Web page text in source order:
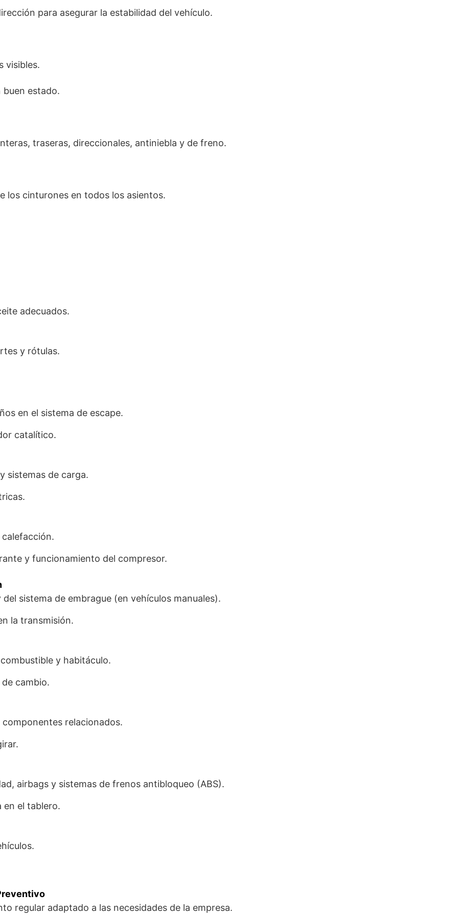
para asegurar la estabilidad del vehículo.
visibles.
estado.
traseras, direccionales, antiniebla y de freno.
los cinturones en todos los asientos.
adecuados.
y rótulas.
en el sistema de escape.
catalítico.
sistemas de carga.
y funcionamiento del compresor.
sistema de embrague (en vehículos manuales).
la transmisión.
y habitáculo.
cambio.
relacionados.
airbags y sistemas de frenos antibloqueo (ABS).
en el tablero.
regular adaptado a las necesidades de la empresa.